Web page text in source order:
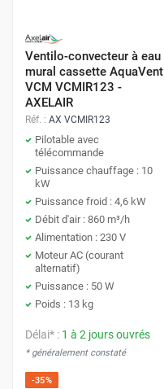
Ventilo-convecteur à eau
mural cassette AquaVent
VCM VCMIR123 -
AXELAIR
Réf. : AX VCMIR123
Pilotable avec
télécommande
Puissance chauffage : 10
kW
Puissance froid : 4,6 kW
Débit d'air : 860 m³/h
Alimentation : 230 V
Moteur AC (courant
alternatif)
Puissance : 50 W
Poids : 13 kg
Délai* : 1 à 2 jours ouvrés
* généralement constaté
-35%